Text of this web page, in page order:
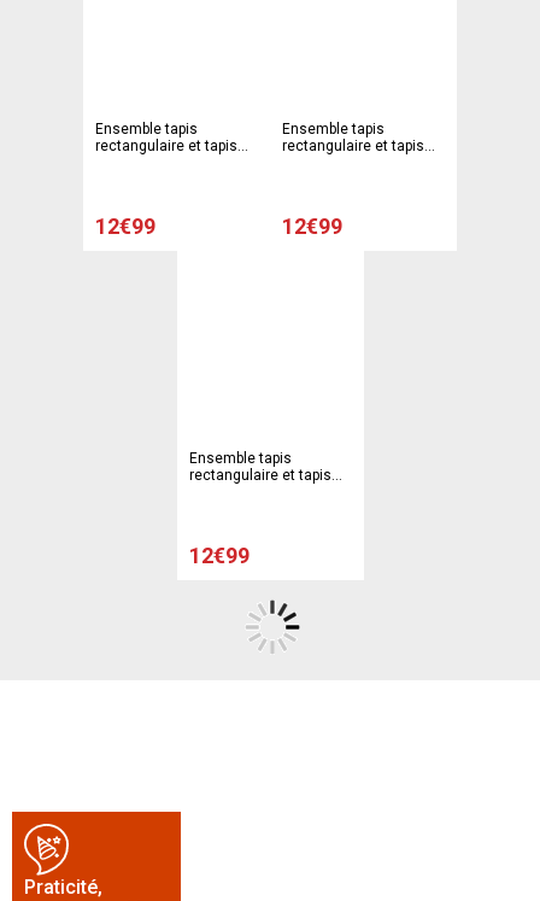
Ensemble tapis
rectangulaire et tapis
12€99
Ensemble tapis
rectangulaire et tapis
12€99
Ensemble tapis
rectangulaire et tapis
12€99
Praticité,